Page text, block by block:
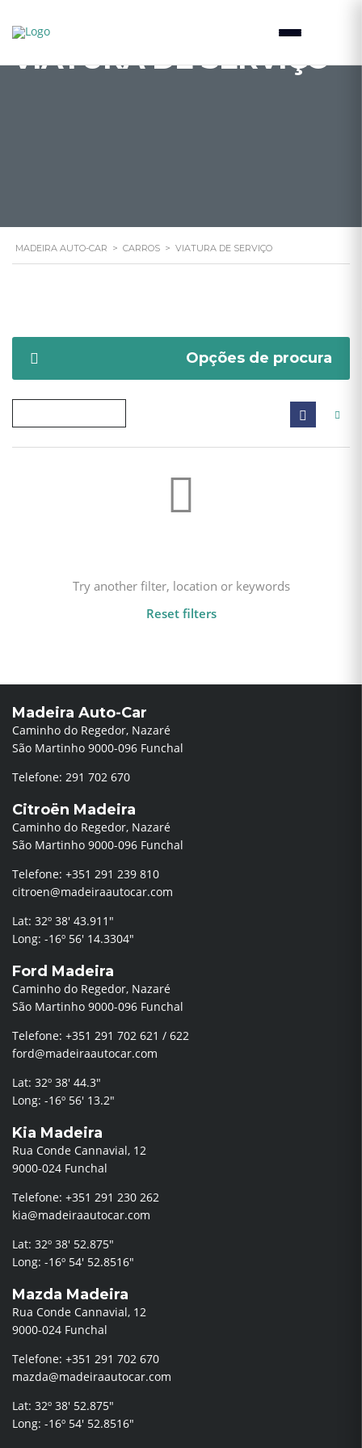
VIATURA DE SERVIÇO
MADEIRA AUTO-CAR > CARROS > VIATURA DE SERVIÇO
Opções de procura
Try another filter, location or keywords
Reset filters
Madeira Auto-Car
Caminho do Regedor, Nazaré
São Martinho 9000-096 Funchal
Telefone: 291 702 670
Citroën Madeira
Caminho do Regedor, Nazaré
São Martinho 9000-096 Funchal
Telefone: +351 291 239 810
citroen@madeiraautocar.com
Lat: 32º 38′ 43.911″
Long: -16º 56′ 14.3304″
Ford Madeira
Caminho do Regedor, Nazaré
São Martinho 9000-096 Funchal
Telefone: +351 291 702 621 / 622
ford@madeiraautocar.com
Lat: 32º 38′ 44.3″
Long: -16º 56′ 13.2″
Kia Madeira
Rua Conde Cannavial, 12
9000-024 Funchal
Telefone: +351 291 230 262
kia@madeiraautocar.com
Lat: 32º 38′ 52.875″
Long: -16º 54′ 52.8516″
Mazda Madeira
Rua Conde Cannavial, 12
9000-024 Funchal
Telefone: +351 291 702 670
mazda@madeiraautocar.com
Lat: 32º 38′ 52.875″
Long: -16º 54′ 52.8516″